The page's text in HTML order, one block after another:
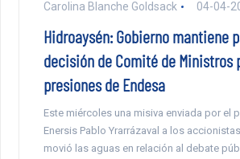
Carolina Blanche Goldsack 04-04-
Hidroaysén: Gobierno mantiene
decisión de Comité de Ministros
presiones de Endesa
Este miércoles una misiva enviada por el
Enersis Pablo Yrarrázaval a los
movió las aguas en relación al debate